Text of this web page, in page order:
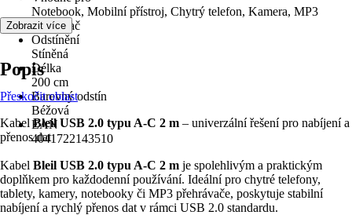
Notebook, Mobilní přístroj, Chytrý telefon, Kamera, MP3
přehrávač
Odstínění
Stíněná
Délka
200 cm
Barevný odstín
Béžová
EAN
4041722143510
Zobrazit více
Popis
Přeskočit oblast
KabelBleil USB 2.0 typu A-C 2 m – univerzální řešení pro nabíjení a
přenos dat
Kabel Bleil USB 2.0 typu A-C 2 m je spolehlivým a praktickým
doplňkem pro každodenní používání. Ideální pro chytré telefony,
tablety, kamery, notebooky či MP3 přehrávače, poskytuje stabilní
nabíjení a rychlý přenos dat v rámci USB 2.0 standardu.